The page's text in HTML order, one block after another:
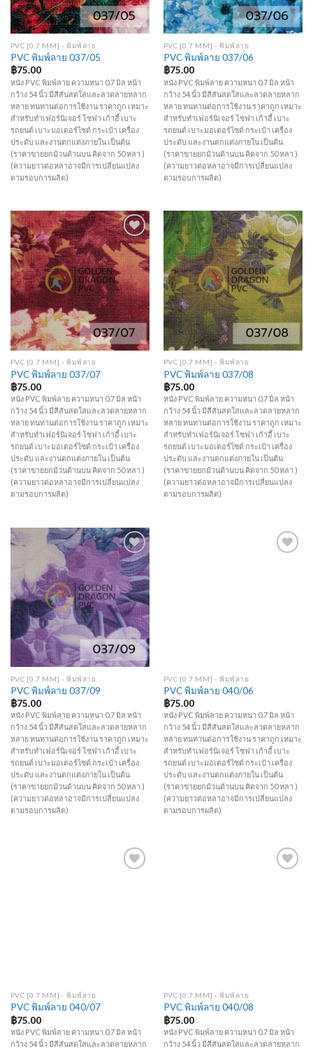
PVC [0.7 MM] - พิมพ์ลาย
PVC พิมพ์ลาย 037/05
฿75.00
หนัง PVC พิมพ์ลาย ความหนา 0.7 มิล หน้า
กว้าง 54 นิ้ว มีสีสันสดใสและลวดลายหลาก
หลาย ทนทานต่อการใช้งาน ราคาถูก เหมาะ
สำหรับทำเฟอร์นิเจอร์ โซฟา เก้าอี้ เบาะ
รถยนต์ เบาะมอเตอร์ไซด์ กระเป๋า เครื่อง
ประดับ และงานตกแต่งภายใน เป็นต้น
(ราคาขายยกม้วนด้านบน คิดจาก 50 หลา )
(ความยาวต่อหลาอาจมีการเปลี่ยนแปลง
ตามรอบการผลิต)
PVC [0.7 MM] - พิมพ์ลาย
PVC พิมพ์ลาย 037/06
฿75.00
หนัง PVC พิมพ์ลาย ความหนา 0.7 มิล หน้า
กว้าง 54 นิ้ว มีสีสันสดใสและลวดลายหลาก
หลาย ทนทานต่อการใช้งาน ราคาถูก เหมาะ
สำหรับทำเฟอร์นิเจอร์ โซฟา เก้าอี้ เบาะ
รถยนต์ เบาะมอเตอร์ไซด์ กระเป๋า เครื่อง
ประดับ และงานตกแต่งภายใน เป็นต้น
(ราคาขายยกม้วนด้านบน คิดจาก 50 หลา )
(ความยาวต่อหลาอาจมีการเปลี่ยนแปลง
ตามรอบการผลิต)
Add to
Wishlist
PVC [0.7 MM] - พิมพ์ลาย
PVC พิมพ์ลาย 037/07
฿75.00
หนัง PVC พิมพ์ลาย ความหนา 0.7 มิล หน้า
กว้าง 54 นิ้ว มีสีสันสดใสและลวดลายหลาก
หลาย ทนทานต่อการใช้งาน ราคาถูก เหมาะ
สำหรับทำเฟอร์นิเจอร์ โซฟา เก้าอี้ เบาะ
รถยนต์ เบาะมอเตอร์ไซด์ กระเป๋า เครื่อง
ประดับ และงานตกแต่งภายใน เป็นต้น
(ราคาขายยกม้วนด้านบน คิดจาก 50 หลา )
(ความยาวต่อหลาอาจมีการเปลี่ยนแปลง
ตามรอบการผลิต)
Add to
Wishlist
PVC [0.7 MM] - พิมพ์ลาย
PVC พิมพ์ลาย 037/08
฿75.00
หนัง PVC พิมพ์ลาย ความหนา 0.7 มิล หน้า
กว้าง 54 นิ้ว มีสีสันสดใสและลวดลายหลาก
หลาย ทนทานต่อการใช้งาน ราคาถูก เหมาะ
สำหรับทำเฟอร์นิเจอร์ โซฟา เก้าอี้ เบาะ
รถยนต์ เบาะมอเตอร์ไซด์ กระเป๋า เครื่อง
ประดับ และงานตกแต่งภายใน เป็นต้น
(ราคาขายยกม้วนด้านบน คิดจาก 50 หลา )
(ความยาวต่อหลาอาจมีการเปลี่ยนแปลง
ตามรอบการผลิต)
Add to
Wishlist
PVC [0.7 MM] - พิมพ์ลาย
PVC พิมพ์ลาย 037/09
฿75.00
หนัง PVC พิมพ์ลาย ความหนา 0.7 มิล หน้า
กว้าง 54 นิ้ว มีสีสันสดใสและลวดลายหลาก
หลาย ทนทานต่อการใช้งาน ราคาถูก เหมาะ
สำหรับทำเฟอร์นิเจอร์ โซฟา เก้าอี้ เบาะ
รถยนต์ เบาะมอเตอร์ไซด์ กระเป๋า เครื่อง
ประดับ และงานตกแต่งภายใน เป็นต้น
(ราคาขายยกม้วนด้านบน คิดจาก 50 หลา )
(ความยาวต่อหลาอาจมีการเปลี่ยนแปลง
ตามรอบการผลิต)
PVC [0.7 MM] - พิมพ์ลาย
PVC พิมพ์ลาย 040/06
฿75.00
หนัง PVC พิมพ์ลาย ความหนา 0.7 มิล หน้า
กว้าง 54 นิ้ว มีสีสันสดใสและลวดลายหลาก
หลาย ทนทานต่อการใช้งาน ราคาถูก เหมาะ
สำหรับทำเฟอร์นิเจอร์ โซฟา เก้าอี้ เบาะ
รถยนต์ เบาะมอเตอร์ไซด์ กระเป๋า เครื่อง
ประดับ และงานตกแต่งภายใน เป็นต้น
(ราคาขายยกม้วนด้านบน คิดจาก 50 หลา )
(ความยาวต่อหลาอาจมีการเปลี่ยนแปลง
ตามรอบการผลิต)
PVC [0.7 MM] - พิมพ์ลาย
PVC พิมพ์ลาย 040/07
฿75.00
หนัง PVC พิมพ์ลาย ความหนา 0.7 มิล หน้า
กว้าง 54 นิ้ว มีสีสันสดใสและลวดลายหลาก
PVC [0.7 MM] - พิมพ์ลาย
PVC พิมพ์ลาย 040/08
฿75.00
หนัง PVC พิมพ์ลาย ความหนา 0.7 มิล หน้า
กว้าง 54 นิ้ว มีสีสันสดใสและลวดลายหลาก